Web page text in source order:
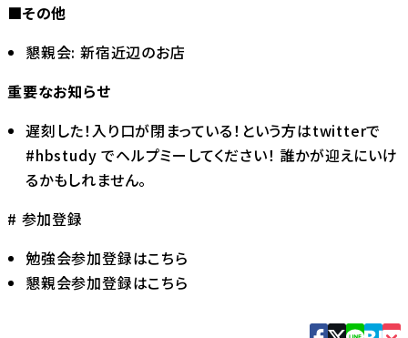
■その他
懇親会: 新宿近辺のお店
重要なお知らせ
遅刻した！入り口が閉まっている！という方はtwitterで
#hbstudy でヘルプミーしてください！ 誰かが迎えにいけ
るかもしれません。
# 参加登録
勉強会参加登録はこちら
懇親会参加登録はこちら